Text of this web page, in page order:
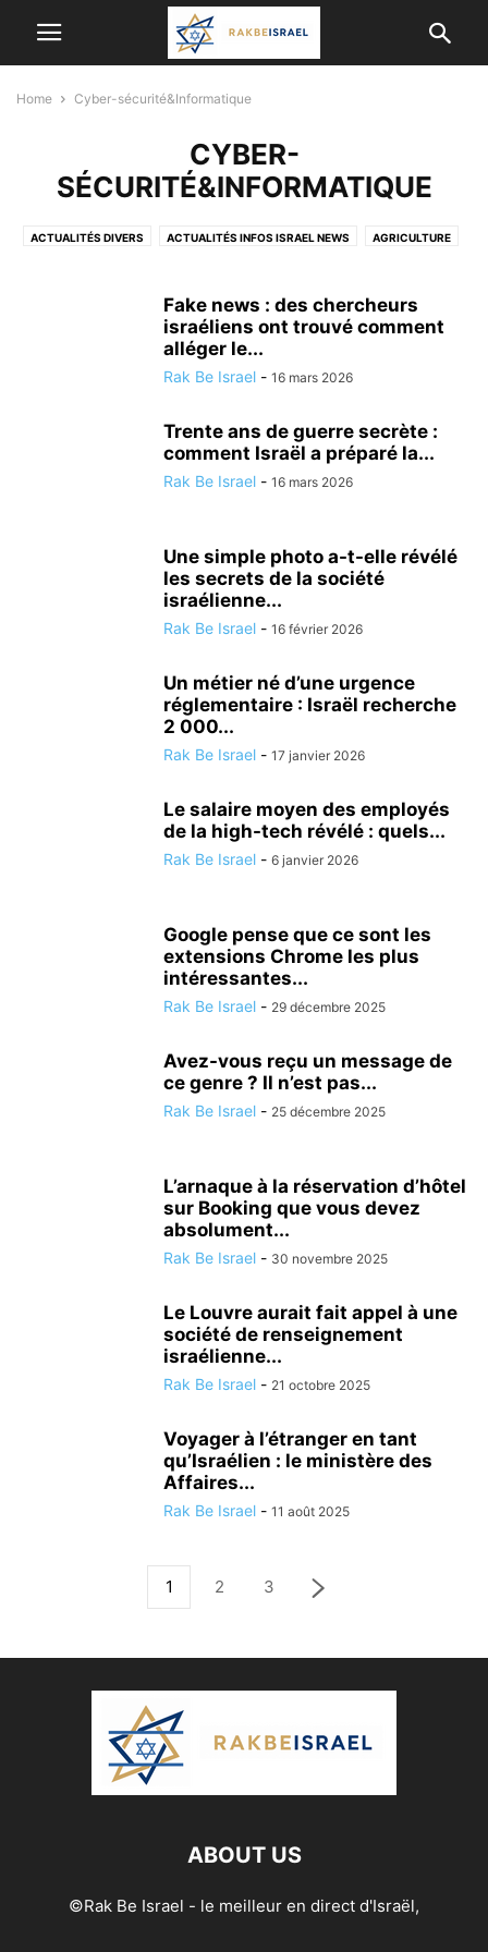
Home Cyber-sécurité&Informatique
CYBER-
SÉCURITÉ&INFORMATIQUE
ACTUALITÉS DIVERS ACTUALITÉS INFOS ISRAEL NEWS AGRICULTURE
CORONAVIRUS CULTURE, DIVERTISSEMENT EN ISRAËL
CYBER-SÉCURITÉ&INFORMATIQUE
DERNIERS ÉVÉNEMENTS A NE PAS MANQUER ECOLOGIE
GASTRONOMIE HUMANITAIRE HUMOUR
INFORMATIONS ÉTRANGÈRES INTELLIGENCE ARTIFICIELLE
JUDAISME/ RELIGION
PSYCHOLOGIE RÉALISATIONS MÉDICALES
SCIENCE ET TECHNOLOGIE SECOURISME SPORT TOURISME
VALEURS DE L'ETAT JUIF VÉHICULE
Fake news : des chercheurs
israéliens ont trouvé comment
alléger le...
Rak Be Israel - 16 mars 2026
Trente ans de guerre secrète :
comment Israël a préparé la...
Rak Be Israel - 16 mars 2026
Une simple photo a-t-elle révélé
les secrets de la société
israélienne...
Rak Be Israel - 16 février 2026
Un métier né d’une urgence
réglementaire : Israël recherche
2 000...
Rak Be Israel - 17 janvier 2026
Le salaire moyen des employés
de la high-tech révélé : quels...
Rak Be Israel - 6 janvier 2026
Google pense que ce sont les
extensions Chrome les plus
intéressantes...
Rak Be Israel - 29 décembre 2025
Avez-vous reçu un message de
ce genre ? Il n’est pas...
Rak Be Israel - 25 décembre 2025
L’arnaque à la réservation d’hôtel
sur Booking que vous devez
absolument...
Rak Be Israel - 30 novembre 2025
Le Louvre aurait fait appel à une
société de renseignement
israélienne...
Rak Be Israel - 21 octobre 2025
Voyager à l’étranger en tant
qu’Israélien : le ministère des
Affaires...
Rak Be Israel - 11 août 2025
1 2 3
ABOUT US
©Rak Be Israel - le meilleur en direct d'Israël,